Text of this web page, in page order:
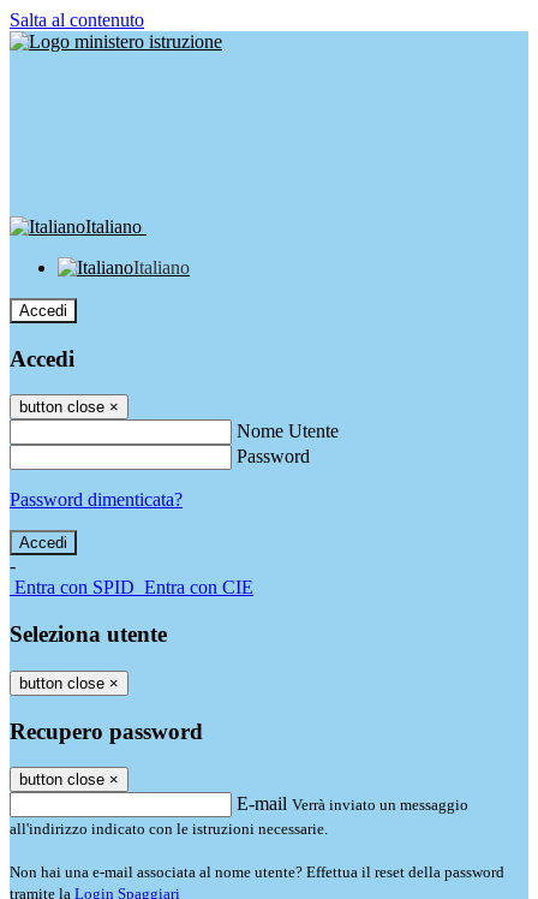
Salta al contenuto
Italiano
Italiano
Accedi
Accedi
button close ×
Nome Utente
Password
Password dimenticata?
-
Entra con SPID Entra con CIE
Seleziona utente
button close ×
Recupero password
button close ×
E-mail Verrà inviato un messaggio
all'indirizzo indicato con le istruzioni necessarie.
Non hai una e-mail associata al nome utente? Effettua il reset della password
tramite la Login Spaggiari